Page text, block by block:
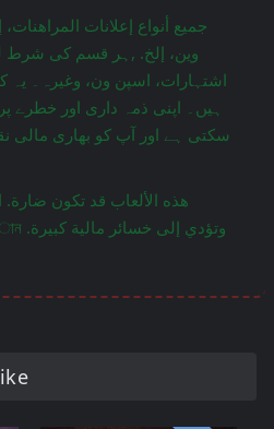
وين، إلخ. ,ہر قسم کی شرط
اشتہارات، اسپن ون، وغیرہ۔
ہیں۔ اپنی ذمہ داری اور خطرے
سکتی ہے اور آپ کو بھاری مالی